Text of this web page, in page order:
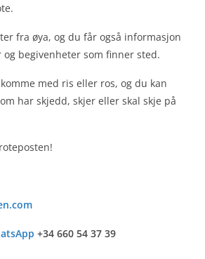
fra øya, og du får også informasjon
begivenheter som finner sted.
med ris eller ros, og du kan
har skjedd, skjer eller skal skje på
+34 660 54 37 39